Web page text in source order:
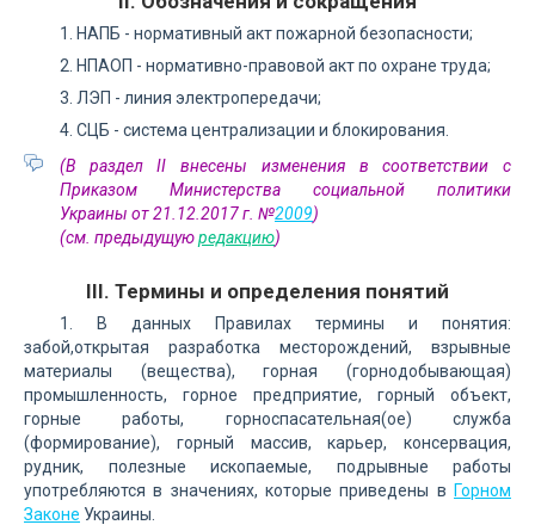
1. НАПБ - нормативный акт пожарной безопасности;
2. НПАОП - нормативно-правовой акт по охране труда;
3. ЛЭП - линия электропередачи;
4. СЦБ - система централизации и блокирования.
(В раздел II внесены изменения в соответствии с
Приказом Министерства социальной политики
Украины от 21.12.2017 г. №2009)
(см. предыдущуюредакцию)
III. Термины и определения понятий
1. В данных Правилах термины и понятия:
забой,открытая разработка месторождений, взрывные
материалы (вещества), горная (горнодобывающая)
промышленность, горное предприятие, горный объект,
горные работы, горноспасательная(ое) служба
(формирование), горный массив, карьер, консервация,
рудник, полезные ископаемые, подрывные работы
употребляются в значениях, которые приведены в Горном
Законе Украины.